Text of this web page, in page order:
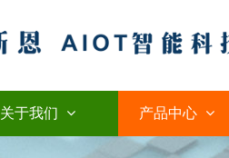
关于我们 产品中心